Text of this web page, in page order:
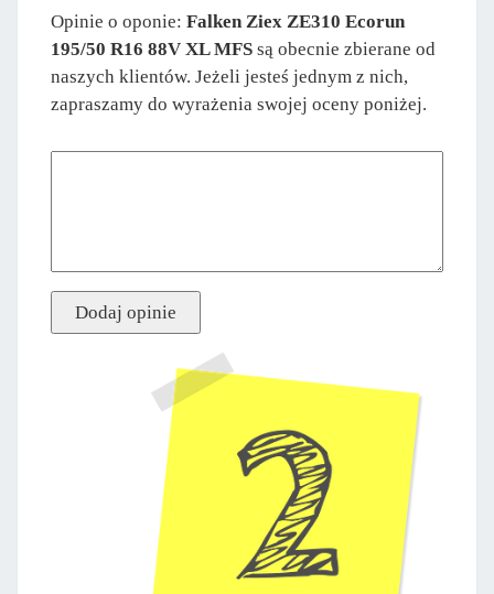
Opinie o oponie: Falken Ziex ZE310 Ecorun
195/50 R16 88V XL MFS są obecnie zbierane od
naszych klientów. Jeżeli jesteś jednym z nich,
zapraszamy do wyrażenia swojej oceny poniżej.